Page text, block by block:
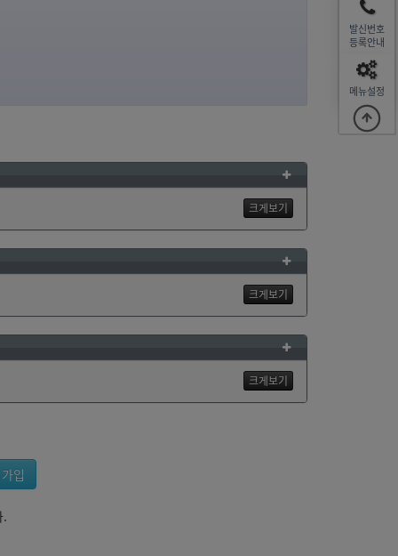
크게보기
크게보기
크게보기
입
.
발신번호
등록안내
메뉴설정